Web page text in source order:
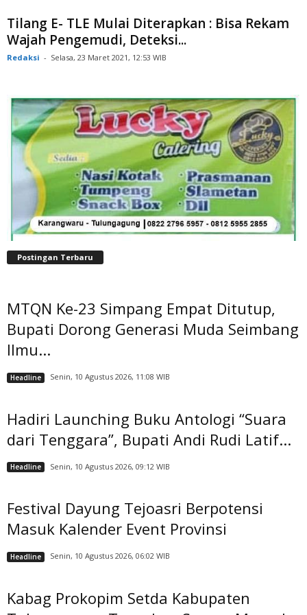
Tilang E- TLE Mulai Diterapkan : Bisa Rekam
Wajah Pengemudi, Deteksi...
Redaksi - Selasa, 23 Maret 2021, 12:53 WIB
Postingan Terbaru
MTQN Ke-23 Simpang Empat Ditutup,
Bupati Dorong Generasi Muda Seimbang
Ilmu...
Headline Senin, 10 Agustus 2026, 11:08 WIB
Hadiri Launching Buku Antologi “Suara
dari Tenggara”, Bupati Andi Rudi Latif...
Headline Senin, 10 Agustus 2026, 09:12 WIB
Festival Dayung Tejoasri Berpotensi
Masuk Kalender Event Provinsi
Headline Senin, 10 Agustus 2026, 06:02 WIB
Kabag Prokopim Setda Kabupaten